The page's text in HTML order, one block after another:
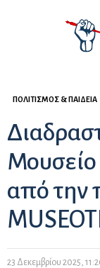
ΠΟΛΙΤΙΣΜΌΣ & ΠΑΙΔΕΊΑ
Μουσείο
από την
23 Δεκεμβρίου 2025,